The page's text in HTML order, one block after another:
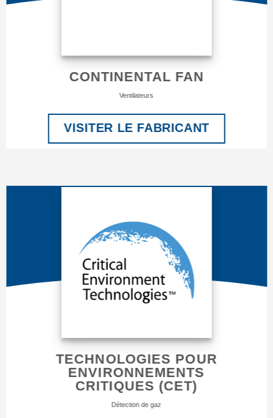
CONTINENTAL FAN
Ventilateurs
VISITER LE FABRICANT
TECHNOLOGIES POUR
ENVIRONNEMENTS
CRITIQUES (CET)
Détection de gaz